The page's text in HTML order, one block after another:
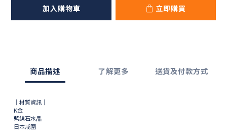
加入購物車 立即購買
商品描述 了解更多 送貨及付款方式
｜材質資訊｜
K金
藍線石水晶
日本戒圍